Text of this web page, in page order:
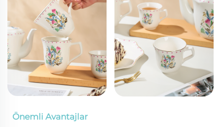
Önemli Avantajlar